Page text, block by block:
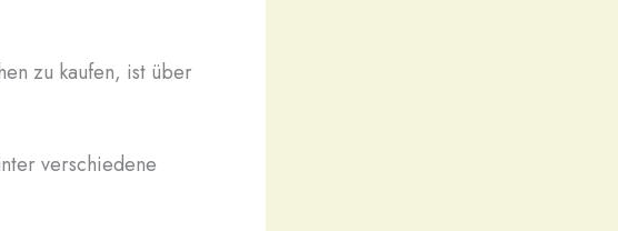
zu kaufen, ist über
verschiedene